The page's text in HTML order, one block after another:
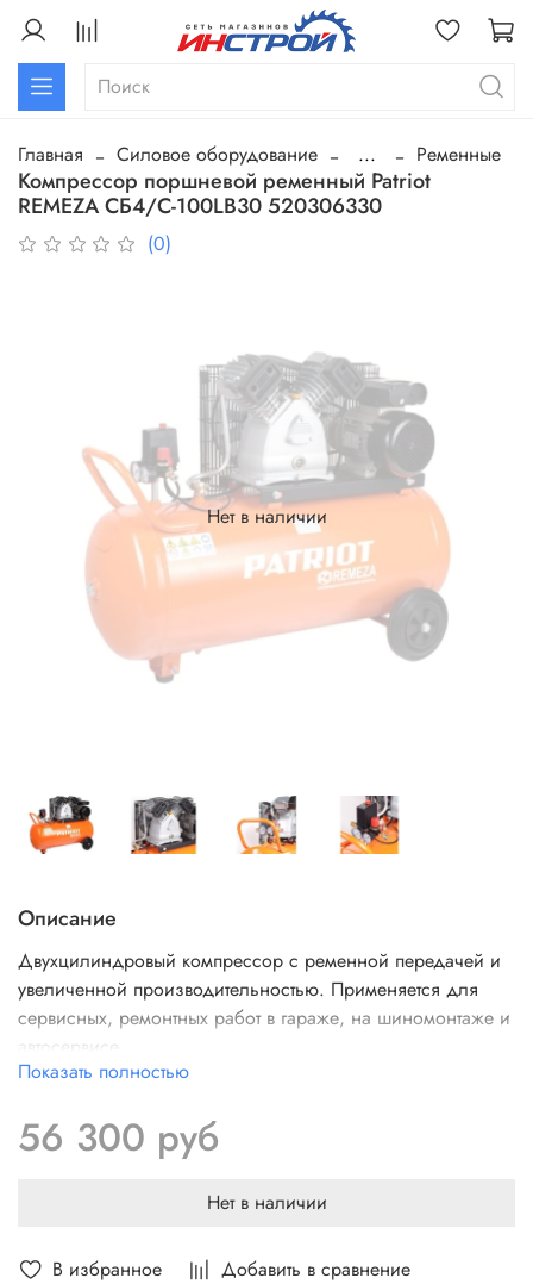
Главная Силовое оборудование ... Ременные
Компрессор поршневой ременный Patriot
REMEZA СБ4/С-100LB30 520306330
(0)
В избранное Добавить в сравнение
Нет в наличии
Описание
Двухцилиндровый компрессор с ременной передачей и
увеличенной производительностью. Применяется для
сервисных, ремонтных работ в гараже, на шиномонтаже и
автосервисе.
Показать полностью
56 300 руб
Нет в наличии